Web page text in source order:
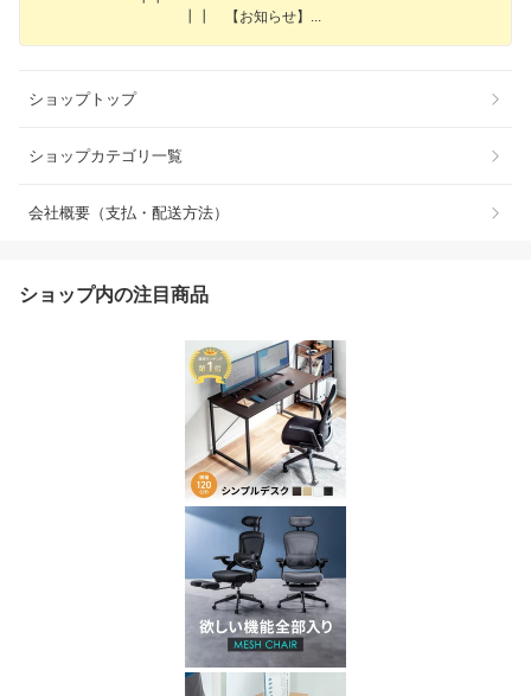
┃┃ 【お知らせ】
ショップトップ
ショップカテゴリ一覧
会社概要（支払・配送方法）
ショップ内の注目商品